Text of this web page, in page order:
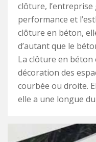
clôture,
performance et
clôture en béton,
d’autant que le
La clôture en
décoration des
courbée ou droite.
elle a une longue